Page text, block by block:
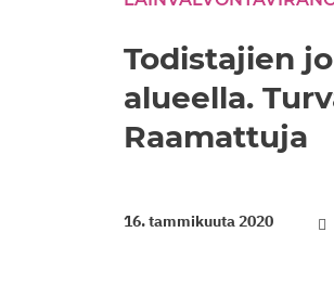
Todistajien
alueella.
Raamattuja
16. tammikuuta 2020